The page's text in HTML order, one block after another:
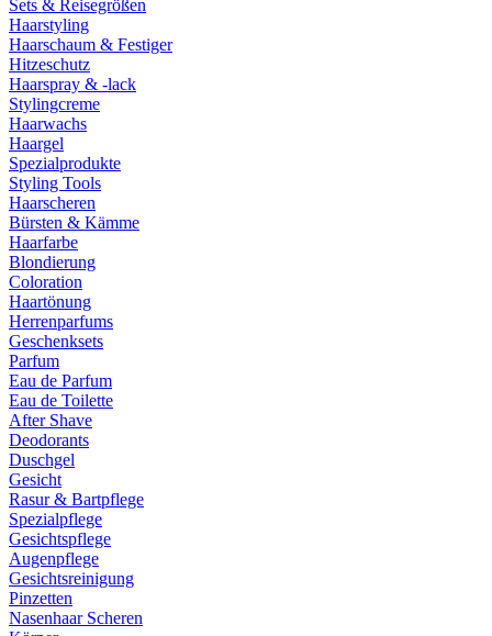
Sets & Reisegrößen
Haarstyling
Haarschaum & Festiger
Hitzeschutz
Haarspray & -lack
Stylingcreme
Haarwachs
Haargel
Spezialprodukte
Styling Tools
Haarscheren
Bürsten & Kämme
Haarfarbe
Blondierung
Coloration
Haartönung
Herrenparfums
Geschenksets
Parfum
Eau de Parfum
Eau de Toilette
After Shave
Deodorants
Duschgel
Gesicht
Rasur & Bartpflege
Spezialpflege
Gesichtspflege
Augenpflege
Gesichtsreinigung
Pinzetten
Nasenhaar Scheren